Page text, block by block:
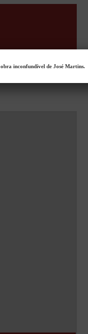
inconfundível de José Martins.